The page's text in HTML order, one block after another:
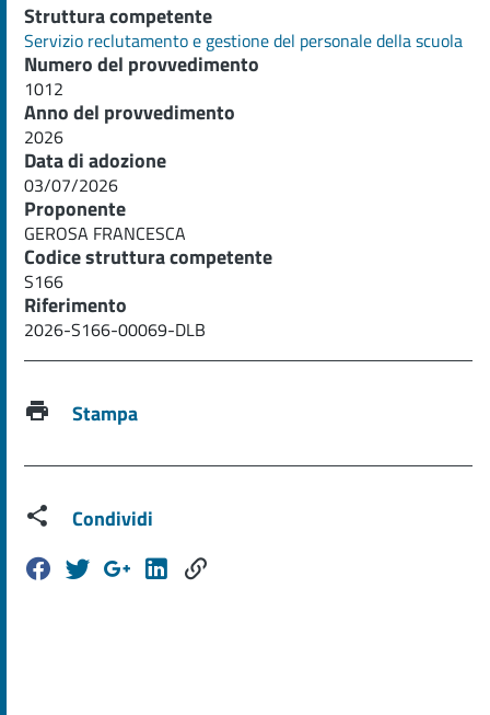
Struttura competente
Servizio reclutamento e gestione del personale della scuola
Numero del provvedimento
1012
Anno del provvedimento
2026
Data di adozione
03/07/2026
Proponente
GEROSA FRANCESCA
Codice struttura competente
S166
Riferimento
2026-S166-00069-DLB
Stampa
Condividi